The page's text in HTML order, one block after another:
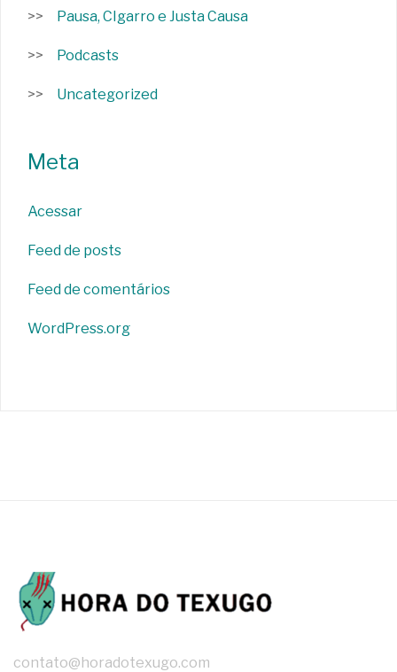
Pausa, CIgarro e Justa Causa
Podcasts
Uncategorized
Meta
Acessar
Feed de posts
Feed de comentários
WordPress.org
contato@horadotexugo.com